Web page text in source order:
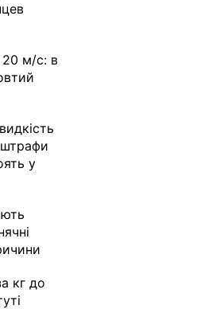
20 м/с: в
штрафи
у
кг до